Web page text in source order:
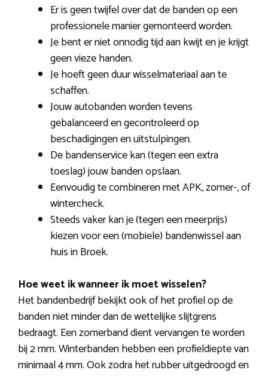
Er is geen twijfel over dat de banden op een
professionele manier gemonteerd worden.
Je bent er niet onnodig tijd aan kwijt en je krijgt
geen vieze handen.
Je hoeft geen duur wisselmateriaal aan te
schaffen.
Jouw autobanden worden tevens
gebalanceerd en gecontroleerd op
beschadigingen en uitstulpingen.
De bandenservice kan (tegen een extra
toeslag) jouw banden opslaan.
Eenvoudig te combineren met APK, zomer-, of
wintercheck.
Steeds vaker kan je (tegen een meerprijs)
kiezen voor een (mobiele) bandenwissel aan
huis in Broek.
Hoe weet ik wanneer ik moet wisselen?
Het bandenbedrijf bekijkt ook of het profiel op de
banden niet minder dan de wettelijke slijtgrens
bedraagt. Een zomerband dient vervangen te worden
bij 2 mm. Winterbanden hebben een profieldiepte van
minimaal 4 mm. Ook zodra het rubber uitgedroogd en